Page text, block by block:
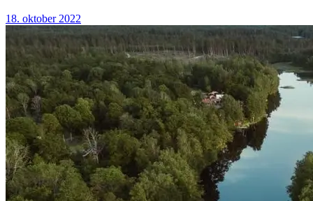
18. oktober 2022